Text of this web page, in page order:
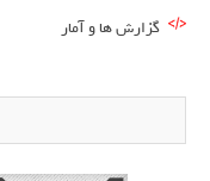
گزارش ها و آمار